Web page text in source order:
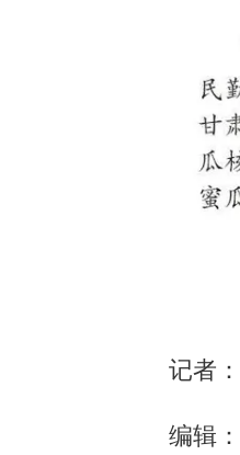
记者
编辑